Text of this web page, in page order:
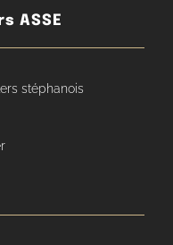
ASSE
stéphanois